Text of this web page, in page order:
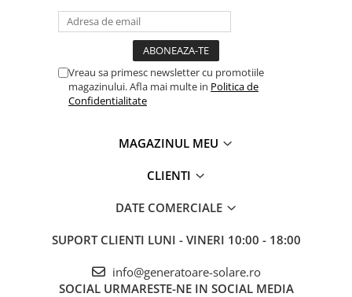
Vreau sa primesc newsletter cu promotiile
magazinului. Afla mai multe in Politica de
Confidentialitate
MAGAZINUL MEU
CLIENTI
DATE COMERCIALE
SUPORT CLIENTI LUNI - VINERI 10:00 - 18:00
info@generatoare-solare.ro
SOCIAL URMARESTE-NE IN SOCIAL MEDIA